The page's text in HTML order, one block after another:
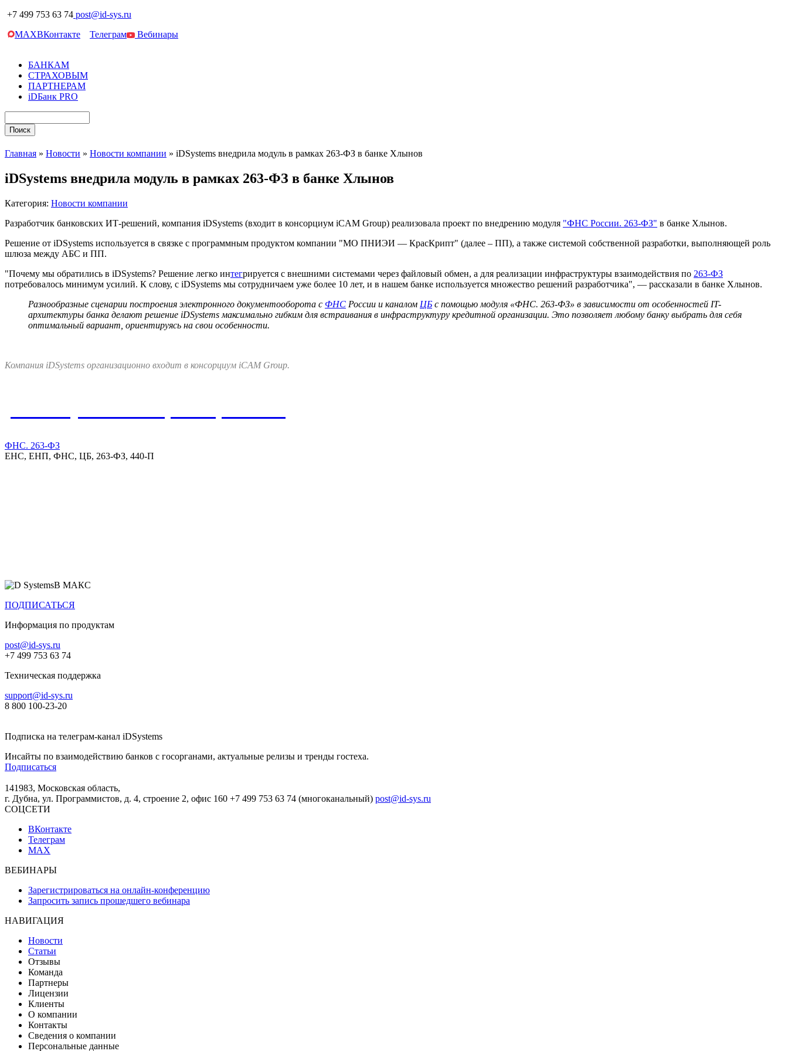
+7 499 753 63 74 post@id-sys.ru
MAXВКонтакте Телеграм Вебинары
БАНКАМ
СТРАХОВЫМ
ПАРТНЕРАМ
iDБанк PRO
Главная » Новости » Новости компании » iDSystems внедрила модуль в рамках 263-ФЗ в банке Хлынов
iDSystems внедрила модуль в рамках 263-ФЗ в банке Хлынов
Категория: Новости компании
Разработчик банковских ИТ-решений, компания iDSystems (входит в консорциум iCAM Group) реализовала проект по внедрению модуля "ФНС России. 263-ФЗ" в банке Хлынов.
Решение от iDSystems используется в связке с программным продуктом компании "МО ПНИЭИ — КрасКрипт" (далее – ПП), а также системой собственной разработки, выполняющей роль
шлюза между АБС и ПП.
"Почему мы обратились в iDSystems? Решение легко интегрируется с внешними системами через файловый обмен, а для реализации инфраструктуры взаимодействия по 263-ФЗ
потребовалось минимум усилий. К слову, с iDSystems мы сотрудничаем уже более 10 лет, и в нашем банке используется множество решений разработчика", — рассказали в банке Хлынов.
Разнообразные сценарии построения электронного документооборота с ФНС России и каналом ЦБ с помощью модуля «ФНС. 263-ФЗ» в зависимости от особенностей IT-
архитектуры банка делают решение iDSystems максимально гибким для встраивания в инфраструктуру кредитной организации. Это позволяет любому банку выбрать для себя
оптимальный вариант, ориентируясь на свои особенности.
Компания iDSystems организационно входит в консорциум iCAM Group.
ФНС. 263-ФЗ
ЕНС, ЕНП, ФНС, ЦБ, 263-ФЗ, 440-П
В МАКС
ПОДПИСАТЬСЯ
Информация по продуктам
post@id-sys.ru
+7 499 753 63 74
Техническая поддержка
support@id-sys.ru
8 800 100-23-20
Подписка на телеграм-канал iDSystems
Инсайты по взаимодействию банков с госорганами, актуальные релизы и тренды гостеха.
Подписаться
141983, Московская область,
г. Дубна, ул. Программистов, д. 4, строение 2, офис 160 +7 499 753 63 74 (многоканальный) post@id-sys.ru
СОЦСЕТИ
ВКонтакте
Телеграм
MAX
ВЕБИНАРЫ
Зарегистрироваться на онлайн-конференцию
Запросить запись прошедшего вебинара
НАВИГАЦИЯ
Новости
Статьи
Отзывы
Команда
Партнеры
Лицензии
Клиенты
О компании
Контакты
Сведения о компании
Персональные данные